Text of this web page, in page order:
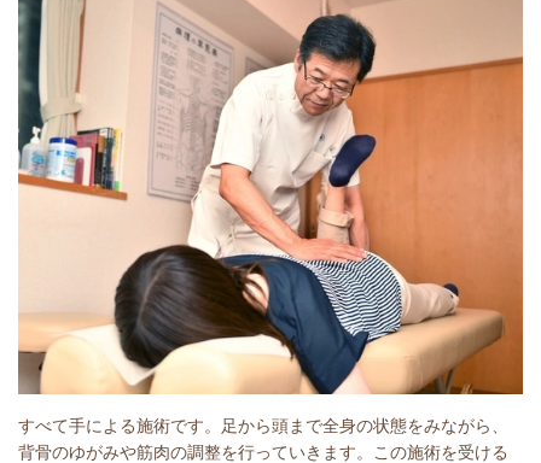
すべて手による施術です。
足から頭まで全身の状態をみながら、
背骨のゆがみや筋肉の調整を行っていきます。
この施術を受ける